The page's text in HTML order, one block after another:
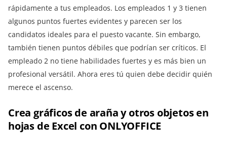
rápidamente a tus empleados. Los empleados 1 y 3 tienen
algunos puntos fuertes evidentes y parecen ser los
candidatos ideales para el puesto vacante. Sin embargo,
también tienen puntos débiles que podrían ser críticos. El
empleado 2 no tiene habilidades fuertes y es más bien un
profesional versátil. Ahora eres tú quien debe decidir quién
merece el ascenso.
Crea gráficos de araña y otros objetos en
hojas de Excel con ONLYOFFICE